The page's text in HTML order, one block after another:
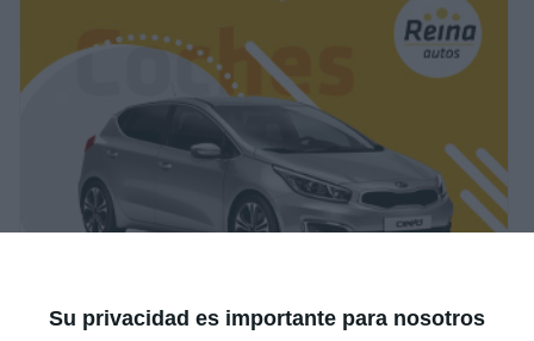
Su privacidad es importante para nosotros